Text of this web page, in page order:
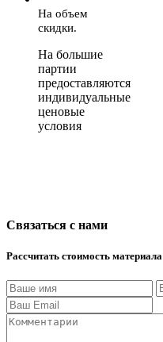
На объем
скидки.
На большие
партии
предоставляются
индивидуальные
ценовые
условия
Связаться с нами
Рассчитать стоимость материала